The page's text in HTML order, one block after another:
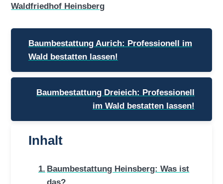
Waldfriedhof Heinsberg
Beitragsnavigation
Baumbestattung Aurich: Professionell im
Wald bestatten lassen!
Baumbestattung Dreieich: Professionell
im Wald bestatten lassen!
Inhalt
Baumbestattung Heinsberg: Was ist
das?